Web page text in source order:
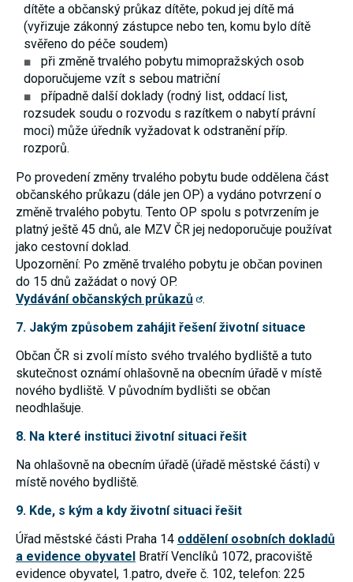
dítěte a občanský průkaz dítěte, pokud jej dítě má
(vyřizuje zákonný zástupce nebo ten, komu bylo dítě
svěřeno do péče soudem)
při změně trvalého pobytu mimopražských osob
doporučujeme vzít s sebou matriční
případně další doklady (rodný list, oddací list,
rozsudek soudu o rozvodu s razítkem o nabytí právní
moci) může úředník vyžadovat k odstranění příp.
rozporů.
Po provedení změny trvalého pobytu bude oddělena část
občanského průkazu (dále jen OP) a vydáno potvrzení o
změně trvalého pobytu. Tento OP spolu s potvrzením je
platný ještě 45 dnů, ale MZV ČR jej nedoporučuje používat
jako cestovní doklad.
Upozornění: Po změně trvalého pobytu je občan povinen
do 15 dnů zažádat o nový OP.
Vydávání občanských průkazů
.
7. Jakým způsobem zahájit řešení životní situace
Občan ČR si zvolí místo svého trvalého bydliště a tuto
skutečnost oznámí ohlašovně na obecním úřadě v místě
nového bydliště. V původním bydlišti se občan
neodhlašuje.
8. Na které instituci životní situaci řešit
Na ohlašovně na obecním úřadě (úřadě městské části) v
místě nového bydliště.
9. Kde, s kým a kdy životní situaci řešit
Úřad městské části Praha 14 oddělení osobních dokladů
a evidence obyvatel Bratří Venclíků 1072, pracoviště
evidence obyvatel, 1.patro, dveře č. 102, telefon: 225
Používáme rovněž
soubory cookie a
další technologie,
abychom
přizpůsobili naše
webové stránky
Reklamní
cookies
Reklamní cookies
nebo naši partneři,
abychom Vám
vhodné obsahy
nebo reklamy jak na
našich stránkách,
tak na stránkách
Díky tomu můžeme
vytvářet profily
založené na Vašich
zájmech, tak zvané
těchto informací
možná
bezprostřední
používány pouze
údaje. Pokud
nevyjádříte
souhlas, nebudete
příjemcem obsahů